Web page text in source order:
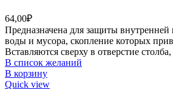
64,00₽
Предназначена для защиты внутренней
воды и мусора, скопление которых
Вставляются сверху в отверстие столба,
В список желаний
В корзину
Quick view